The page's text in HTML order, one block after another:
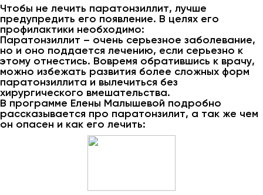
Чтобы не лечить паратонзиллит, лучше
предупредить его появление. В целях его
профилактики необходимо:
Паратонзиллит – очень серьезное заболевание,
но и оно поддается лечению, если серьезно к
этому отнестись. Вовремя обратившись к врачу,
можно избежать развития более сложных форм
паратонзиллита и вылечиться без
хирургического вмешательства.
В программе Елены Малышевой подробно
рассказывается про паратонзилит, а так же чем
он опасен и как его лечить: